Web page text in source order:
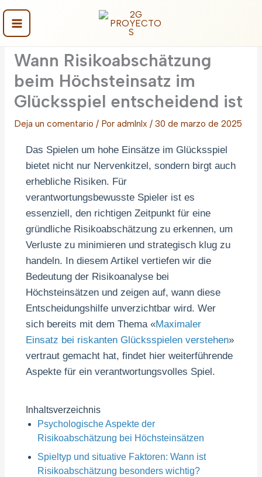
al
contenido
Main
Menu
Wann Risikoabschätzung
beim Höchsteinsatz im
Glücksspiel entscheidend ist
Deja un comentario / Por admlnlx / 30 de marzo de 2025
Das Spielen um hohe Einsätze im Glücksspiel
bietet nicht nur Nervenkitzel, sondern birgt auch
erhebliche Risiken. Für
verantwortungsbewusste Spieler ist es
essenziell, den richtigen Zeitpunkt für eine
gründliche Risikoabschätzung zu erkennen, um
Verluste zu minimieren und strategisch klug zu
handeln. In diesem Artikel vertiefen wir die
Bedeutung der Risikoanalyse bei
Höchsteinsätzen und zeigen auf, wann diese
Entscheidungshilfe unverzichtbar wird. Wer
sich bereits mit dem Thema «Maximaler
Einsatz bei riskanten Glücksspielen verstehen»
vertraut gemacht hat, findet hier weiterführende
Aspekte für ein verantwortungsvolles Spiel.
Inhaltsverzeichnis
Psychologische Aspekte der
Risikoabschätzung bei Höchsteinsätzen
Spieltyp und situative Faktoren: Wann ist
Risikoabschätzung besonders wichtig?